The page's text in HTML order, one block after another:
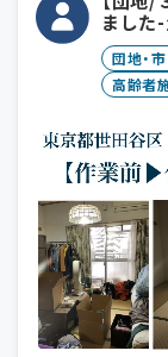
ました
団地・
高齢者